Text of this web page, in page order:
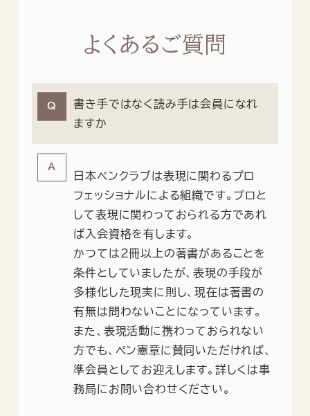
よくあるご質問
書き手ではなく読み手は会員になれ
ますか
日本ペンクラブは表現に関わるプロ
フェッショナルによる組織です。プロと
して表現に関わっておられる方であれ
ば入会資格を有します。
かつては2冊以上の著書があることを
条件としていましたが、表現の手段が
多様化した現実に則し、現在は著書の
有無は問わないことになっています。
また、表現活動に携わっておられない
方でも、ペン憲章に賛同いただければ、
準会員としてお迎えします。詳しくは事
務局にお問い合わせください。